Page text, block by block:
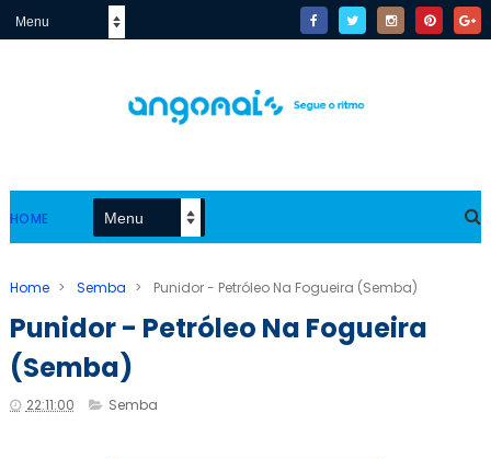
HOME
Home > Semba > Punidor - Petróleo Na Fogueira (Semba)
Punidor - Petróleo Na Fogueira
(Semba)
22:11:00 Semba